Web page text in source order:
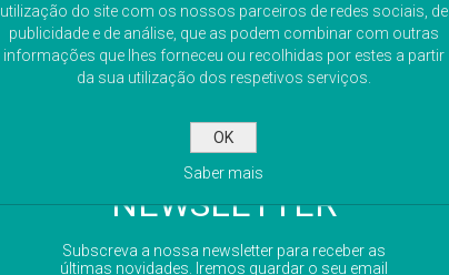
NEWSLETTER
Subscreva a nossa newsletter para receber as
últimas novidades. Iremos guardar o seu email
utilização do site com os nossos parceiros de redes sociais, de
publicidade e de análise, que as podem combinar com outras
informações que lhes forneceu ou recolhidas por estes a partir
da sua utilização dos respetivos serviços.
OK
Saber mais